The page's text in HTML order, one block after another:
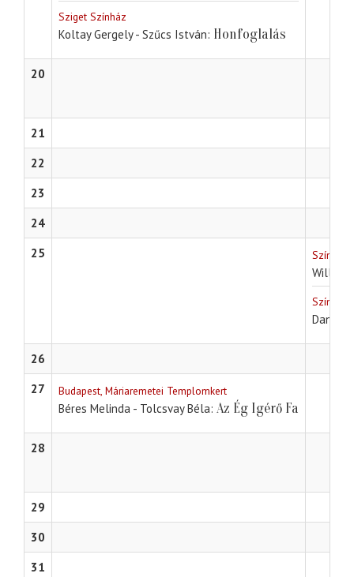
Sziget Színház
Koltay Gergely - Szűcs István Honfoglalás
20
21
22
23
24
25
Színházi
William
Színházi
Dante
26
27
Budapest, Máriaremetei Templomkert
Béres Melinda - Tolcsvay Béla Az Ég Igérő Fa
28
29
30
31